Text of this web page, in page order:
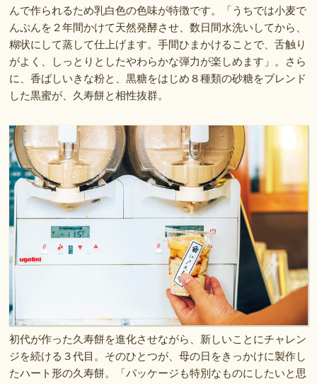
んで作られるため乳白色の色味が特徴です。「うちでは小麦で
んぷんを２年間かけて天然発酵させ、数日間水洗いしてから、
糊状にして蒸して仕上げます。手間ひまかけることで、舌触り
がよく、しっとりとしたやわらかな弾力が楽しめます」。さら
に、香ばしいきな粉と、黒糖をはじめ８種類の砂糖をブレンド
した黒蜜が、久寿餅と相性抜群。
初代が作った久寿餅を進化させながら、新しいことにチャレン
ジを続ける３代目。そのひとつが、母の日をきっかけに製作し
たハート形の久寿餅。「パッケージも特別なものにしたいと思